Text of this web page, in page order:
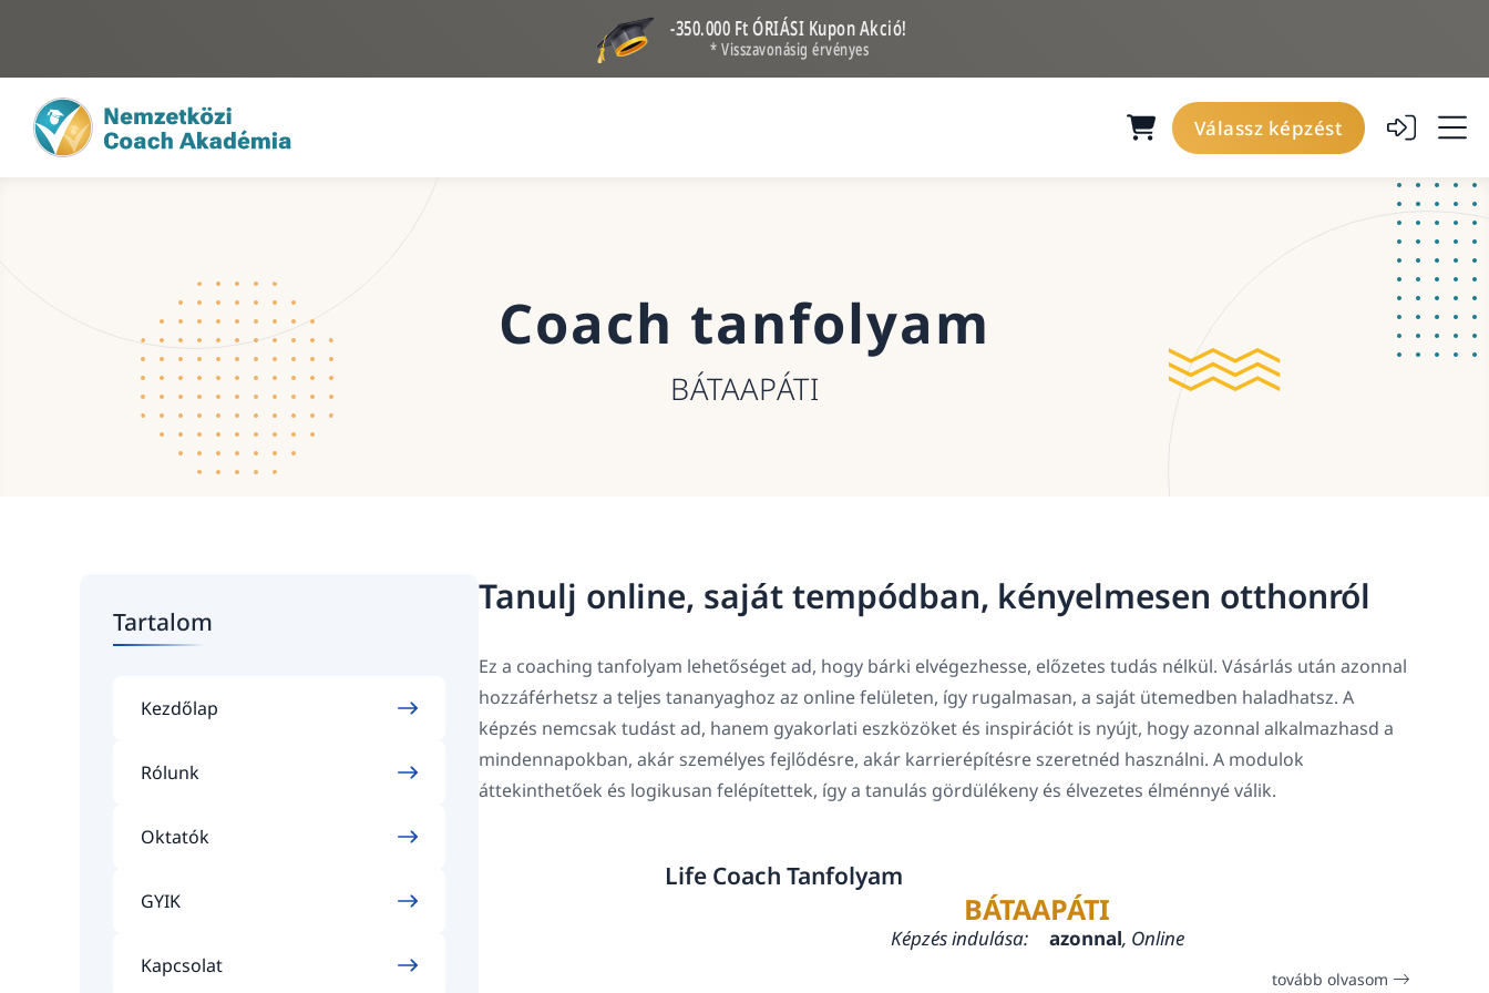
-350.000 Ft ÓRIÁSI Kupon Akció!
* Visszavonásig érvényes
Válassz képzést
Coach tanfolyam
BÁTAAPÁTI
Tartalom
Kezdőlap
Rólunk
Oktatók
GYIK
Kapcsolat
Tanulj online, saját tempódban, kényelmesen otthonról
Ez a coaching tanfolyam lehetőséget ad, hogy bárki elvégezhesse, előzetes tudás nélkül. Vásárlás után azonnal
hozzáférhetsz a teljes tananyaghoz az online felületen, így rugalmasan, a saját ütemedben haladhatsz. A
képzés nemcsak tudást ad, hanem gyakorlati eszközöket és inspirációt is nyújt, hogy azonnal alkalmazhasd a
mindennapokban, akár személyes fejlődésre, akár karrierépítésre szeretnéd használni. A modulok
áttekinthetőek és logikusan felépítettek, így a tanulás gördülékeny és élvezetes élménnyé válik.
Life Coach Tanfolyam
BÁTAAPÁTI
Képzés indulása: azonnal, Online
tovább olvasom